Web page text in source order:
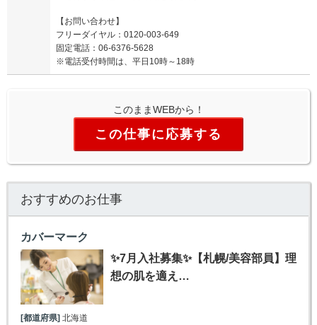
【お問い合わせ】
フリーダイヤル：0120-003-649
固定電話：06-6376-5628
※電話受付時間は、平日10時～18時
このままWEBから！
この仕事に応募する
おすすめのお仕事
カバーマーク
✨7月入社募集✨【札幌/美容部員】理
想の肌を適え…
[都道府県]北海道